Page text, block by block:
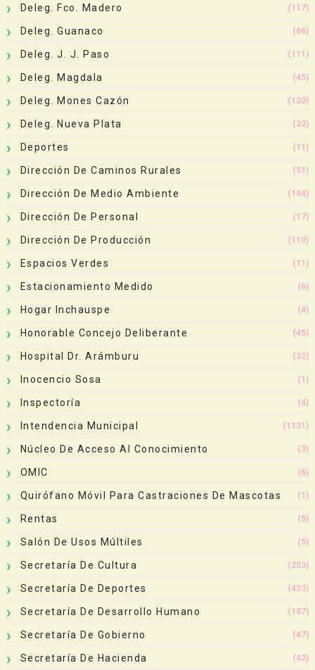
Deleg. Fco. Madero (117)
Deleg. Guanaco (66)
Deleg. J. J. Paso (111)
Deleg. Magdala (45)
Deleg. Mones Cazón (120)
Deleg. Nueva Plata (32)
Deportes (11)
Dirección De Caminos Rurales (51)
Dirección De Medio Ambiente (194)
Dirección De Personal (17)
Dirección De Producción (110)
Espacios Verdes (11)
Estacionamiento Medido (6)
Hogar Inchauspe (4)
Honorable Concejo Deliberante (45)
Hospital Dr. Arámburu (32)
Inocencio Sosa (1)
Inspectoría (4)
Intendencia Municipal (1131)
Núcleo De Acceso Al Conocimiento (3)
OMIC (6)
Quirófano Móvil Para Castraciones De Mascotas (1)
Rentas (5)
Salón De Usos Múltiles (5)
Secretaría De Cultura (203)
Secretaría De Deportes (433)
Secretaría De Desarrollo Humano (187)
Secretaría De Gobierno (47)
Secretaría De Hacienda (42)